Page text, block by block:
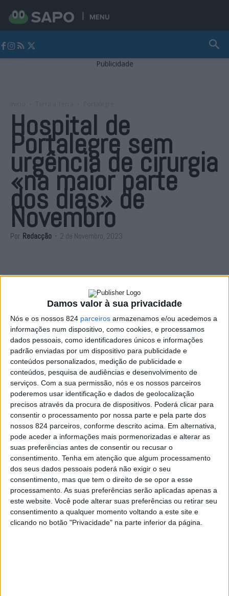
Damos valor à sua privacidade
Nós e os nossos 824 parceiros armazenamos e/ou acedemos a
informações num dispositivo, como cookies, e processamos
dados pessoais, como identificadores únicos e informações
padrão enviadas por um dispositivo para publicidade e
conteúdos personalizados, medição de publicidade e
conteúdos, pesquisa de audiências e desenvolvimento de
serviços. Com a sua permissão, nós e os nossos parceiros
poderemos usar identificação e dados de geolocalização
precisos através da procura de dispositivos. Poderá clicar para
consentir o processamento por nossa parte e pela parte dos
nossos 824 parceiros, conforme descrito acima. Em alternativa,
pode aceder a informações mais pormenorizadas e alterar as
suas preferências antes de consentir ou recusar o
consentimento. Tenha em atenção que algum processamento
dos seus dados pessoais poderá não exigir o seu
consentimento, mas que tem o direito de se opor a esse
processamento. As suas preferências serão aplicadas apenas a
este website. Você pode alterar suas preferências ou retirar seu
consentimento a qualquer momento voltando a este site e
clicando no botão "Privacidade" na parte inferior da página.
MENU
Publicidade
Hospital de
Portalegre sem
urgência de cirurgia
«na maior parte
dos dias» de
Novembro
Por Redacção - 2 de Novembro, 2023
Durante a «maior parte dos dias do mês de Novembro»
não haverá urgência de cirurgia no Hospital de
Portalegre, informou esta quinta-feira, dia 2, a Sub-
região de Portalegre da Ordem dos Médicos.
Em comunicado enviado ao nosso jornal, a Sub-região de
Portalegre da Ordem dos Médicos acrescenta que «a
população deverá procurar outra unidade hospitalar mais
próxima do local de residência».
Os constrangimentos no funcionamento da urgência de
cirurgia do Hospital de Portalegre devem-se ao facto de
os médicos do Serviço de Cirurgia Geral se recusarem a
realizar mais horas extraordinárias, o que, pelos vistos
vai continuar, uma vez que não se verificou acordo entre